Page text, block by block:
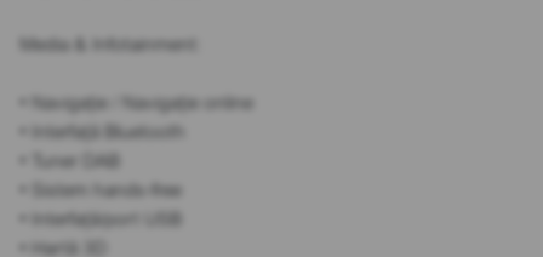
Media & Infotainment:
• Navigație / Navigație online
• Interfață Bluetooth
• Tuner DAB
• Sistem hands-free
• Interfață/port USB
• Hartă 3D